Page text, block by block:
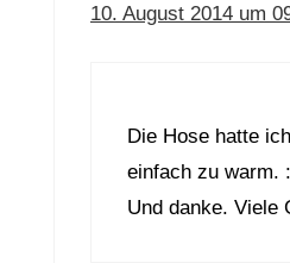
10. August 2014 um
Die Hose hatte
einfach zu warm.
Und danke. Viele